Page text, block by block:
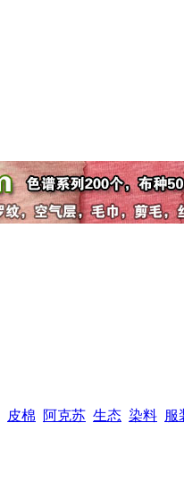
皮棉 阿克苏 生态 染料 服